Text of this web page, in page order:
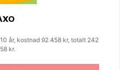
år, kostnad 92 458 kr, totalt 242
kr.